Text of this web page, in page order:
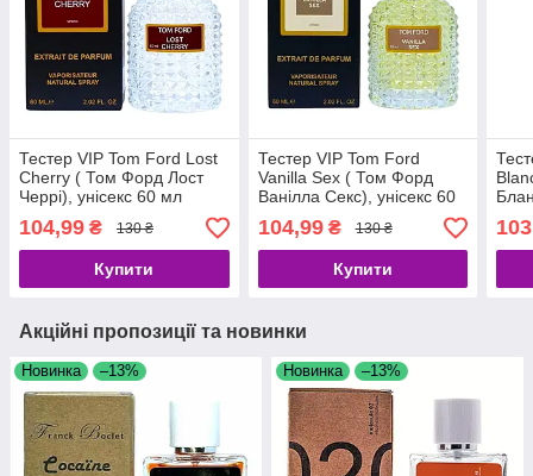
Тестер VIP Tom Ford Lost
Cherry ( Том Форд Лост
Черрі), унісекс 60 мл
104,99 ₴ 130 ₴
Купити
Тестер VIP Tom Ford
Vanilla Sex ( Том Форд
Ванілла Секс), унісекс 60
104,99₴ 130 ₴
Купити
Акційні пропозиції та новинки
Новинка –13% Новинка –13%